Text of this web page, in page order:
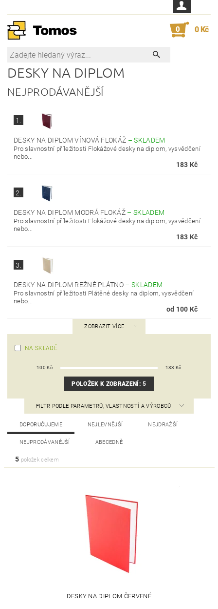
0 0 Kč
DESKY NA DIPLOM
NEJPRODÁVANĚJŠÍ
1.
DESKY NA DIPLOM VÍNOVÁ FLOKÁŽ –SKLADEM
Pro slavnostní příležitosti Flokážové desky na diplom, vysvědčení
nebo...
183 Kč
2.
DESKY NA DIPLOM MODRÁ FLOKÁŽ –SKLADEM
Pro slavnostní příležitosti Flokážové desky na diplom, vysvědčení
nebo...
183 Kč
3.
DESKY NA DIPLOM REŽNÉ PLÁTNO –SKLADEM
Pro slavnostní příležitosti Plátěné desky na diplom, vysvědčení
nebo...
od 100 Kč
ZOBRAZIT VÍCE
NA SKLADĚ
100 Kč 183 Kč
POLOŽEK K ZOBRAZENÍ:5
FILTR PODLE PARAMETRŮ, VLASTNOSTÍ A VÝROBCŮ
DOPORUČUJEME NEJLEVNĚJŠÍ NEJDRAŽŠÍ
NEJPRODÁVANĚJŠÍ ABECEDNĚ
5 položek celkem
DESKY NA DIPLOM ČERVENÉ